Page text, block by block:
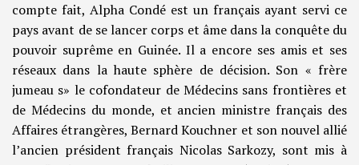
compte fait, Alpha Condé est un français ayant servi ce
pays avant de se lancer corps et âme dans la conquête du
pouvoir suprême en Guinée. Il a encore ses amis et ses
réseaux dans la haute sphère de décision. Son « frère
jumeau s» le cofondateur de Médecins sans frontières et
de Médecins du monde, et ancien ministre français des
Affaires étrangères, Bernard Kouchner et son nouvel allié
l’ancien président français Nicolas Sarkozy, sont mis à